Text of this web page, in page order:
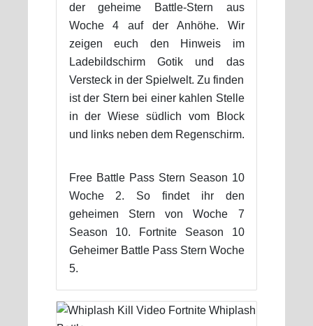
der geheime Battle-Stern aus
Woche 4 auf der Anhöhe. Wir
zeigen euch den Hinweis im
Ladebildschirm Gotik und das
Versteck in der Spielwelt. Zu finden
ist der Stern bei einer kahlen Stelle
in der Wiese südlich vom Block
und links neben dem Regenschirm.
Free Battle Pass Stern Season 10
Woche 2. So findet ihr den
geheimen Stern von Woche 7
Season 10. Fortnite Season 10
Geheimer Battle Pass Stern Woche
5.